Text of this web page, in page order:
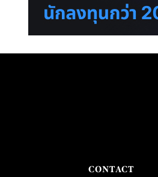
CONTACT